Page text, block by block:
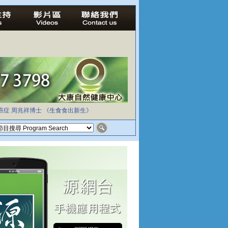
症 周兆祥博士 《生食食出新生》